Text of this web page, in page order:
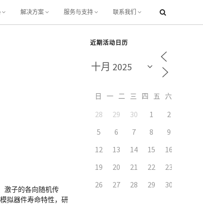
解决方案 服务与支持 联系我们
激子的各向随机传
拟器件寿命特性，研
近期活动日历
日 一 二 三 四 五
28 29 30 1 2
5
6 7 8 9
12
13 14 15 16
19
20 21 22 23
26
27 28 29 30